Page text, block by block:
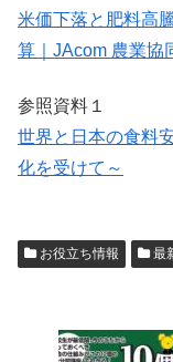
米価下落と肥料
算｜JAcom 農業協
参照資料１
世界と日本の食料
化を受けて～
お役立ち情報 最